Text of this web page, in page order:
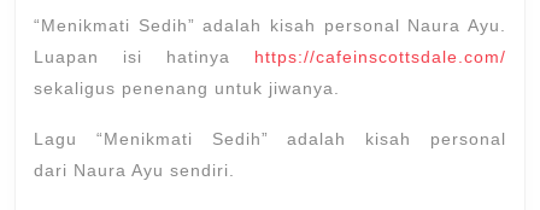
“Menikmati Sedih” adalah kisah personal Naura Ayu.
Luapan isi hatinya https://cafeinscottsdale.com/
sekaligus penenang untuk jiwanya.
Lagu “Menikmati Sedih” adalah kisah personal
dari Naura Ayu sendiri.